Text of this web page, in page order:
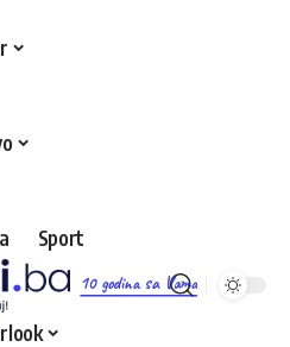
10 godina sa Vama
Sport